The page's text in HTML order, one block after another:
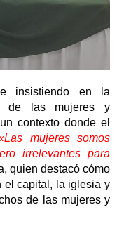
insistiendo en la
de las mujeres y
contexto donde el
mujeres somos
irrelevantes para
quien destacó cómo
el capital, la iglesia y
de las mujeres y